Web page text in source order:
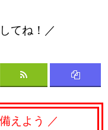
てね！／
えよう ／